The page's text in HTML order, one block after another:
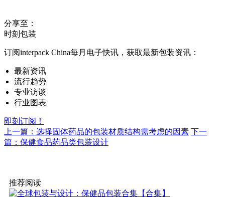
分享至：
时刻包装
订阅interpack China每月电子快讯，获取最新包装资讯：
最新资讯
流行趋势
专业访谈
行业图表
即刻订阅！
上一篇：选择固体药品的包装材质结构需考虑的因素 下一
篇：保健食品药品类包装设计
推荐阅读